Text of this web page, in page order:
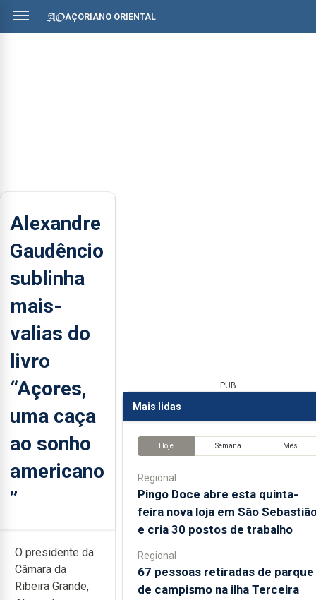
AÇORIANO ORIENTAL
Alexandre
Gaudêncio
sublinha
mais-
valias do
livro
“Açores,
uma caça
ao sonho
americano
”
O presidente da
Câmara da
Ribeira Grande,
PUB
Mais lidas
Hoje Semana Mês
Regional
Pingo Doce abre esta quinta-
feira nova loja em São
e cria 30 postos de trabalho
Regional
67 pessoas retiradas de parque
de campismo na ilha Terceira